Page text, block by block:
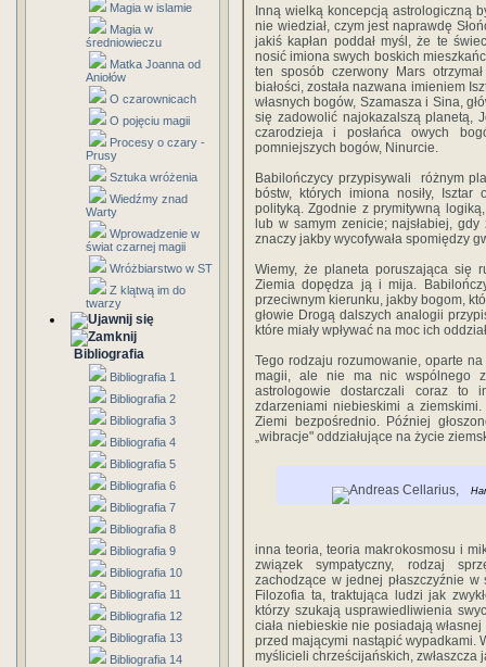
Magia w islamie
Magia w
średniowieczu
Matka Joanna od
Aniołów
O czarownicach
O pojęciu magii
Procesy o czary -
Prusy
Sztuka wróżenia
Wiedźmy znad
Warty
Wprowadzenie w
świat czarnej magii
Wróżbiarstwo w ST
Z klątwą im do
twarzy
Bibliografia
Bibliografia 1
Bibliografia 2
Bibliografia 3
Bibliografia 4
Bibliografia 5
Bibliografia 6
Bibliografia 7
Bibliografia 8
Bibliografia 9
Bibliografia 10
Bibliografia 11
Bibliografia 12
Bibliografia 13
Bibliografia 14
Inną wielką koncepcją astrologiczną
nie wiedział, czym jest naprawdę
jakiś kapłan poddał myśl, że te
nosić imiona swych boskich
ten sposób czerwony Mars
białości, została nazwana imieniem
własnych bogów, Szamasza i Sina,
się zadowolić najokazalszą planetą,
czarodzieja i posłańca owych
pomniejszych bogów, Ninurcie.
Babilończycy przypisywali różnym
bóstw, których imiona nosiły, Isztar
polityką. Zgodnie z prymitywną
lub w samym zenicie; najsłabiej,
znaczy jakby wycofywała spomiędzy
Wiemy, że planeta poruszająca się
Ziemia dopędza ją i mija.
przeciwnym kierunku, jakby bogom,
głowie Drogą dalszych analogii
które miały wpływać na moc ich
Tego rodzaju rozumowanie, oparte
magii, ale nie ma nic wspólnego
astrologowie dostarczali coraz to
zdarzeniami niebieskimi a
Ziemi bezpośrednio. Później
„wibracje" oddziałujące na życie
inna teoria, teoria makrokosmosu i
związek sympatyczny, rodzaj
zachodzące w jednej płaszczyźnie w
Filozofia ta, traktująca ludzi jak
którzy szukają usprawiedliwienia
ciała niebieskie nie posiadają
przed mającymi nastąpić wypadkami.
myślicieli chrześcijańskich, zwłaszcza